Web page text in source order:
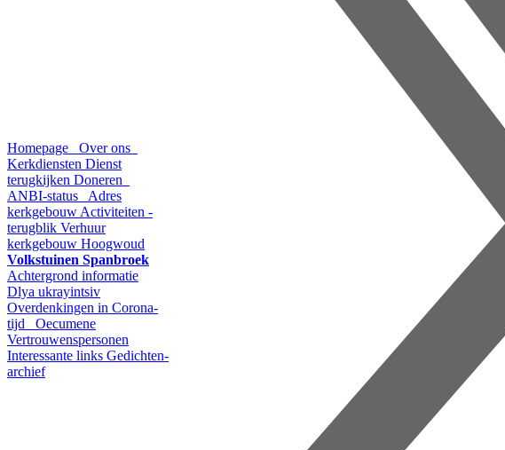
Homepage
Over ons
Kerkdiensten Dienst
terugkijken Doneren
ANBI-status
Adres
kerkgebouw Activiteiten -
terugblik Verhuur
kerkgebouw Hoogwoud
Volkstuinen Spanbroek
Achtergrond informatie
Dlya ukrayintsiv
Overdenkingen in Corona-
tijd
Oecumene
Vertrouwenspersonen
Interessante links Gedichten-
archief